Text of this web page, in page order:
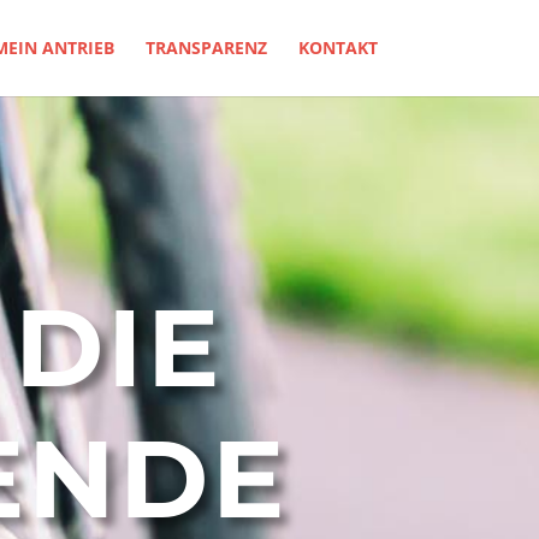
ANTRIEB TRANSPARENZ KONTAKT